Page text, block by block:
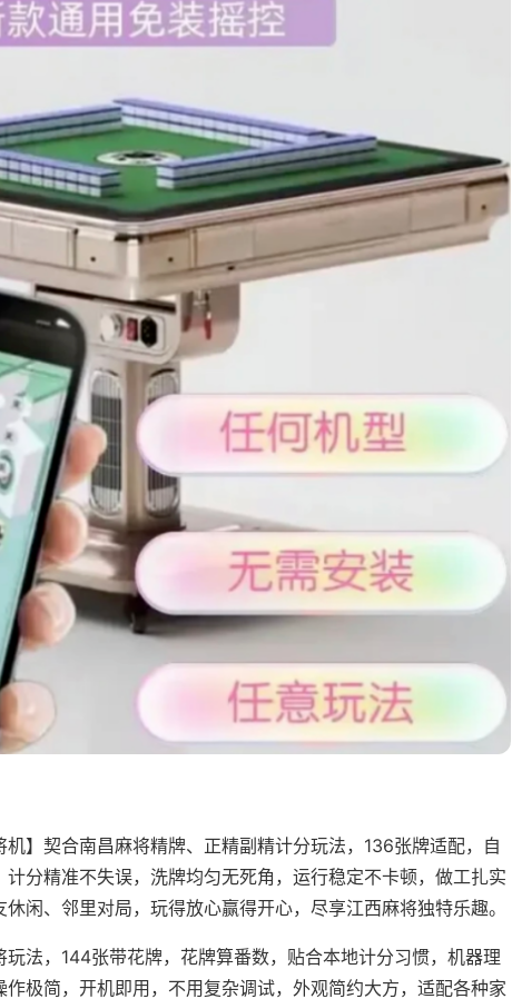
机】契合南昌麻将精牌、正精副精计分玩法，136张牌适配，自
分精准不失误，洗牌均匀无死角，运行稳定不卡顿，做工扎实
闲、邻里对局，玩得放心赢得开心，尽享江西麻将独特乐趣。
法，144张带花牌，花牌算番数，贴合本地计分习惯，机器理
极简，开机即用，不用复杂调试，外观简约大方，适配各种家